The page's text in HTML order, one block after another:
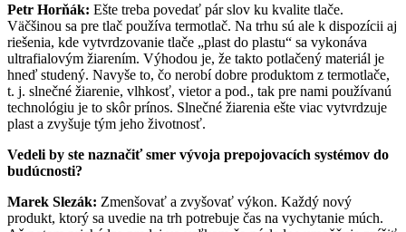
Petr Horňák: Ešte treba povedať pár slov ku kvalite tlače.
Väčšinou sa pre tlač používa termotlač. Na trhu sú ale k dispozícii aj
riešenia, kde vytvrdzovanie tlače „plast do plastu“ sa vykonáva
ultrafialovým žiarením. Výhodou je, že takto potlačený materiál je
hneď studený. Navyše to, čo nerobí dobre produktom z termotlače,
t. j. slnečné žiarenie, vlhkosť, vietor a pod., tak pre nami používanú
technológiu je to skôr prínos. Slnečné žiarenia ešte viac vytvrdzuje
plast a zvyšuje tým jeho životnosť.
Vedeli by ste naznačiť smer vývoja prepojovacích systémov do
budúcnosti?
Marek Slezák: Zmenšovať a zvyšovať výkon. Každý nový
produkt, ktorý sa uvedie na trh potrebuje čas na vychytanie múch.